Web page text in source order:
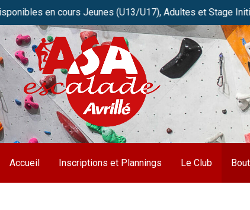
en cours Jeunes (U13/U17), Adultes et Stage Initiation.
Passer
au
contenu
Club de grimpe FFME d’Avrillé / Angers
Accueil
Inscriptions et Plannings Le Club